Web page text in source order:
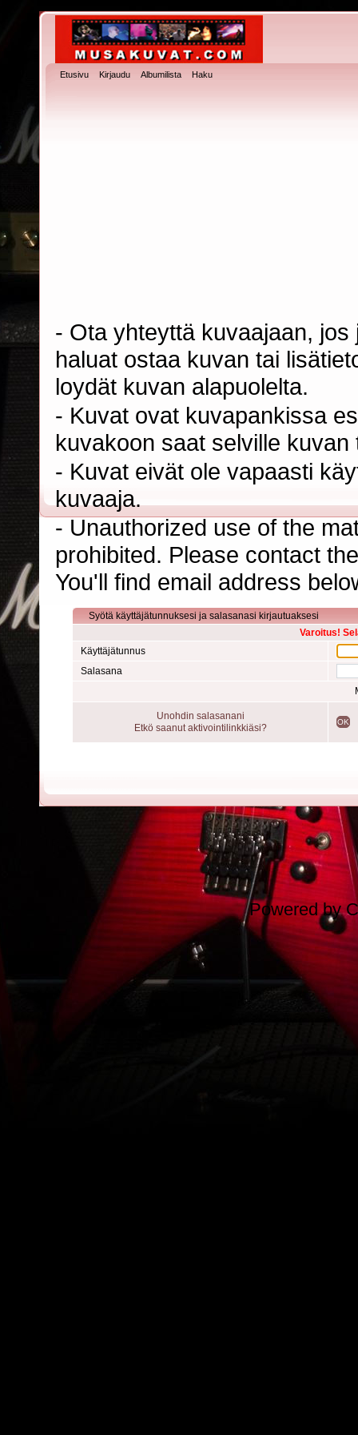
Etusivu Kirjaudu Albumilista Haku
- Ota yhteyttä kuvaajaan,
haluat ostaa kuvan tai
loydät kuvan alapuolelta.
- Kuvat ovat kuvapankissa
kuvakoon saat selville
- Kuvat eivät ole vapaasti
kuvaaja.
- Unauthorized use of the
prohibited. Please contact
You'll find email address
Syötä käyttäjätunnuksesi ja salasanasi kirjautuaksesi
Varoitus!
Käyttäjätunnus
Salasana
Unohdin salasanani
Etkö saanut aktivointilinkkiäsi?
OK
Powered by